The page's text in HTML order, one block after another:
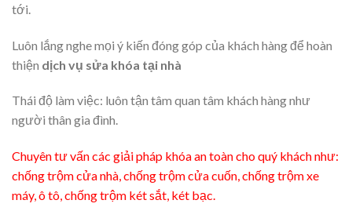
tới.
Luôn lắng nghe mọi ý kiến đóng góp của khách hàng để hoàn
thiện dịch vụ sửa khóa tại nhà
Thái độ làm việc: luôn tận tâm quan tâm khách hàng như
người thân gia đình.
Chuyên tư vấn các giải pháp khóa an toàn cho quý khách như:
chống trộm cửa nhà, chống trộm cửa cuốn, chống trộm xe
máy, ô tô, chống trộm két sắt, két bạc.